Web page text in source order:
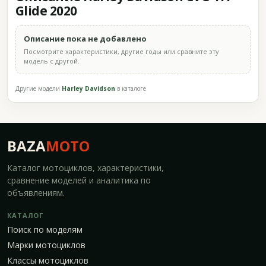
Glide 2020
Описание пока не добавлено
Посмотрите характеристики, другие годы или сравните эту
модель с другой.
Другие модели Harley Davidson в каталоге
BAZAMOTO
Каталог мотоциклов, характеристики,
сравнение моделей и аналитика по
объявлениям.
КАТАЛОГ
Поиск по моделям
Марки мотоциклов
Классы мотоциклов